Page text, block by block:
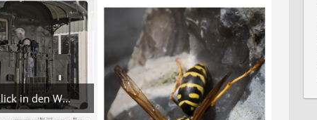
Blick in den Wagon
2026 um 14:16
5